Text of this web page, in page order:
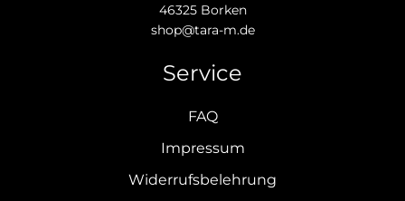
46325 Borken
shop@tara-m.de
Service
FAQ
Impressum
Widerrufsbelehrung